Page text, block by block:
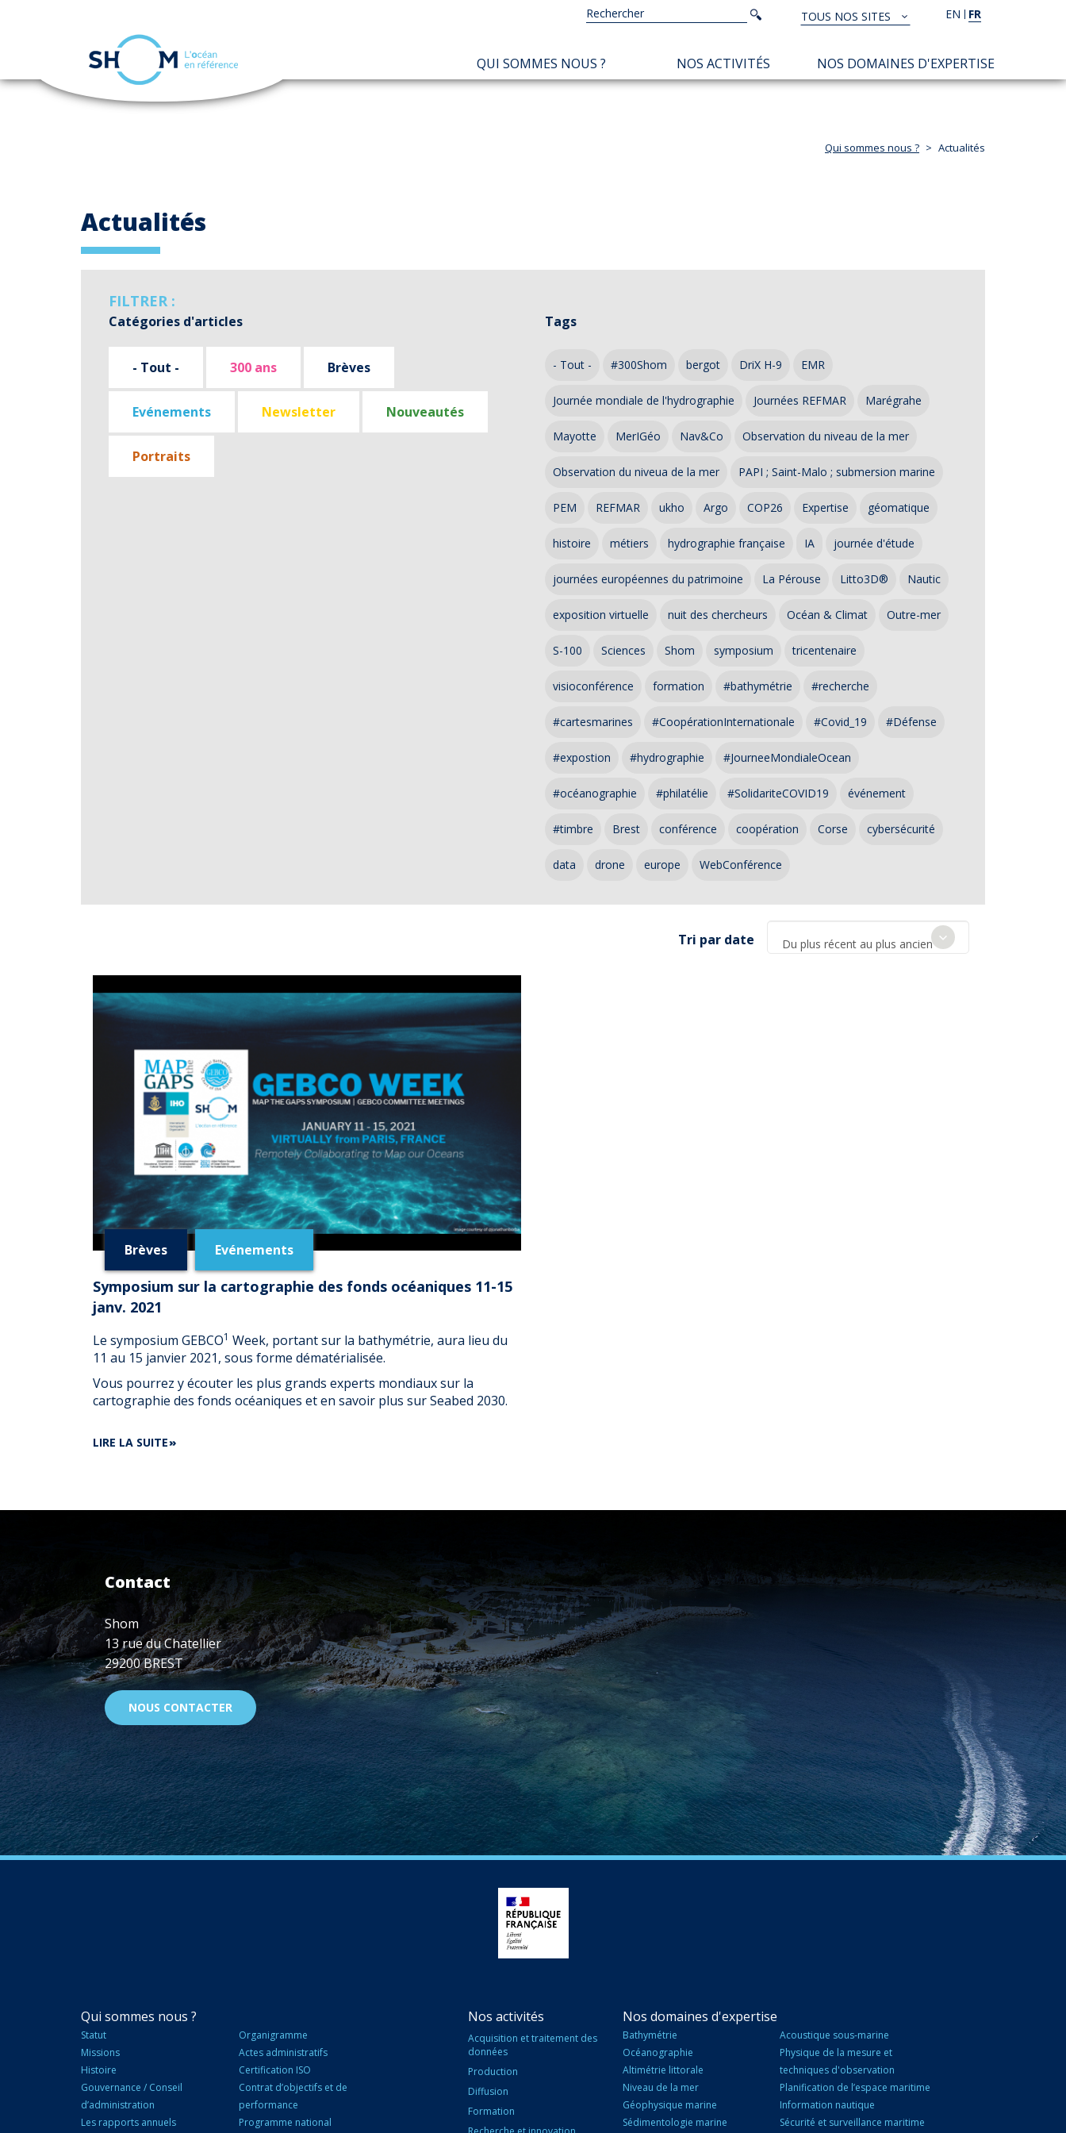
Aller
EN FR
TOUS
NOS
SITES
TOUS NOS SITES
Rechercher
Rechercher
NAVIGATION
PRINCIPALE
QUI SOMMES NOUS ? NOS ACTIVITÉS NOS DOMAINES D'EXPERTISE
Qui sommes nous ? Actualités
Actualités
FILTRER :
Catégories d'articles
- Tout - 300 ans Brèves
Evénements Newsletter Nouveautés
Portraits
Tags
- Tout - #300Shom bergot DriX H-9 EMR
Journée mondiale de l'hydrographie Journées REFMAR Marégrahe
Mayotte MerIGéo Nav&Co Observation du niveau de la mer
Observation du niveua de la mer PAPI ; Saint-Malo ; submersion marine
PEM REFMAR ukho Argo COP26 Expertise géomatique
histoire métiers hydrographie française IA journée d'étude
journées européennes du patrimoine La Pérouse Litto3D® Nautic
exposition virtuelle nuit des chercheurs Océan & Climat Outre-mer
S-100 Sciences Shom symposium tricentenaire
visioconférence formation #bathymétrie #recherche
#cartesmarines #CoopérationInternationale #Covid_19 #Défense
#expostion #hydrographie #JourneeMondialeOcean
#océanographie #philatélie #SolidariteCOVID19 événement
#timbre Brest conférence coopération Corse cybersécurité
data drone europe WebConférence
Tri par date Du plus récent au plus ancien
Brèves Evénements
Symposium sur la cartographie des fonds océaniques 11-15
janv. 2021
Le symposium GEBCO1 Week, portant sur la bathymétrie, aura lieu du
11 au 15 janvier 2021, sous forme dématérialisée.
Vous pourrez y écouter les plus grands experts mondiaux sur la
cartographie des fonds océaniques et en savoir plus sur Seabed 2030.
LIRE LA SUITEDE
15
JANV.
2021
Contact
Shom
13 rue du Chatellier
29200 BREST
NOUS CONTACTER
NAVIGATION
PRINCIPALE
Qui sommes nous ?
Statut
Missions
Histoire
Gouvernance / Conseil
d’administration
Les rapports annuels
Organigramme
Actes administratifs
Certification ISO
Contrat d’objectifs et de
performance
Programme national
Nos activités
Acquisition et traitement des
données
Production
Diffusion
Formation
Nos domaines d'expertise
Bathymétrie
Océanographie
Altimétrie littorale
Niveau de la mer
Géophysique marine
Sédimentologie marine
Acoustique sous-marine
Physique de la mesure et
techniques d'observation
Planification de l’espace maritime
Information nautique
Sécurité et surveillance maritime